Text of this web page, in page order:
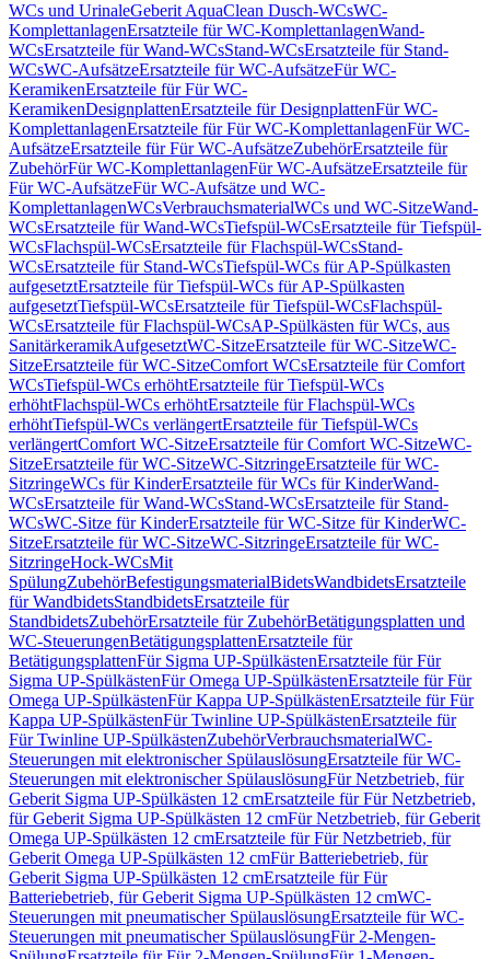
WCs und UrinaleGeberit AquaClean Dusch-WCsWC-
KomplettanlagenErsatzteile für WC-KomplettanlagenWand-
WCsErsatzteile für Wand-WCsStand-WCsErsatzteile für Stand-
WCsWC-AufsätzeErsatzteile für WC-AufsätzeFür WC-
KeramikenErsatzteile für Für WC-
KeramikenDesignplattenErsatzteile für DesignplattenFür WC-
KomplettanlagenErsatzteile für Für WC-KomplettanlagenFür WC-
AufsätzeErsatzteile für Für WC-AufsätzeZubehörErsatzteile für
ZubehörFür WC-KomplettanlagenFür WC-AufsätzeErsatzteile für
Für WC-AufsätzeFür WC-Aufsätze und WC-
KomplettanlagenWCsVerbrauchsmaterialWCs und WC-SitzeWand-
WCsErsatzteile für Wand-WCsTiefspül-WCsErsatzteile für Tiefspül-
WCsFlachspül-WCsErsatzteile für Flachspül-WCsStand-
WCsErsatzteile für Stand-WCsTiefspül-WCs für AP-Spülkasten
aufgesetztErsatzteile für Tiefspül-WCs für AP-Spülkasten
aufgesetztTiefspül-WCsErsatzteile für Tiefspül-WCsFlachspül-
WCsErsatzteile für Flachspül-WCsAP-Spülkästen für WCs, aus
SanitärkeramikAufgesetztWC-SitzeErsatzteile für WC-SitzeWC-
SitzeErsatzteile für WC-SitzeComfort WCsErsatzteile für Comfort
WCsTiefspül-WCs erhöhtErsatzteile für Tiefspül-WCs
erhöhtFlachspül-WCs erhöhtErsatzteile für Flachspül-WCs
erhöhtTiefspül-WCs verlängertErsatzteile für Tiefspül-WCs
verlängertComfort WC-SitzeErsatzteile für Comfort WC-SitzeWC-
SitzeErsatzteile für WC-SitzeWC-SitzringeErsatzteile für WC-
SitzringeWCs für KinderErsatzteile für WCs für KinderWand-
WCsErsatzteile für Wand-WCsStand-WCsErsatzteile für Stand-
WCsWC-Sitze für KinderErsatzteile für WC-Sitze für KinderWC-
SitzeErsatzteile für WC-SitzeWC-SitzringeErsatzteile für WC-
SitzringeHock-WCsMit
SpülungZubehörBefestigungsmaterialBidetsWandbidetsErsatzteile
für WandbidetsStandbidetsErsatzteile für
StandbidetsZubehörErsatzteile für ZubehörBetätigungsplatten und
WC-SteuerungenBetätigungsplattenErsatzteile für
BetätigungsplattenFür Sigma UP-SpülkästenErsatzteile für Für
Sigma UP-SpülkästenFür Omega UP-SpülkästenErsatzteile für Für
Omega UP-SpülkästenFür Kappa UP-SpülkästenErsatzteile für Für
Kappa UP-SpülkästenFür Twinline UP-SpülkästenErsatzteile für
Für Twinline UP-SpülkästenZubehörVerbrauchsmaterialWC-
Steuerungen mit elektronischer SpülauslösungErsatzteile für WC-
Steuerungen mit elektronischer SpülauslösungFür Netzbetrieb, für
Geberit Sigma UP-Spülkästen 12 cmErsatzteile für Für Netzbetrieb,
für Geberit Sigma UP-Spülkästen 12 cmFür Netzbetrieb, für Geberit
Omega UP-Spülkästen 12 cmErsatzteile für Für Netzbetrieb, für
Geberit Omega UP-Spülkästen 12 cmFür Batteriebetrieb, für
Geberit Sigma UP-Spülkästen 12 cmErsatzteile für Für
Batteriebetrieb, für Geberit Sigma UP-Spülkästen 12 cmWC-
Steuerungen mit pneumatischer SpülauslösungErsatzteile für WC-
Steuerungen mit pneumatischer SpülauslösungFür 2-Mengen-